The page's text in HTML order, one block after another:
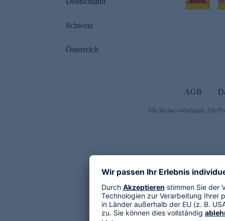
Schweiz
Österreich
AGB
Alle Rechte vorbehalten. Alle